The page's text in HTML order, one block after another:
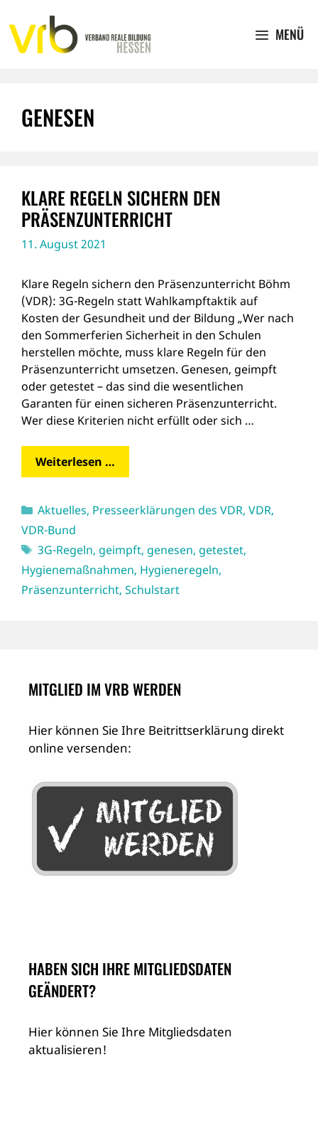
Inhalt
springen
MENÜ
GENESEN
KLARE REGELN SICHERN DEN
PRÄSENZUNTERRICHT
11. August 2021
Klare Regeln sichern den Präsenzunterricht Böhm
(VDR): 3G-Regeln statt Wahlkampftaktik auf
Kosten der Gesundheit und der Bildung „Wer nach
den Sommerferien Sicherheit in den Schulen
herstellen möchte, muss klare Regeln für den
Präsenzunterricht umsetzen. Genesen, geimpft
oder getestet – das sind die wesentlichen
Garanten für einen sicheren Präsenzunterricht.
Wer diese Kriterien nicht erfüllt oder sich …
Weiterlesen …
Kategorien
Aktuelles, Presseerklärungen des VDR, VDR,
VDR-Bund
Schlagwörter
3G-Regeln, geimpft, genesen, getestet,
Hygienemaßnahmen, Hygieneregeln,
Präsenzunterricht, Schulstart
MITGLIED IM VRB WERDEN
Hier können Sie Ihre Beitrittserklärung direkt
online versenden:
HABEN SICH IHRE MITGLIEDSDATEN
GEÄNDERT?
Hier können Sie Ihre Mitgliedsdaten
aktualisieren!